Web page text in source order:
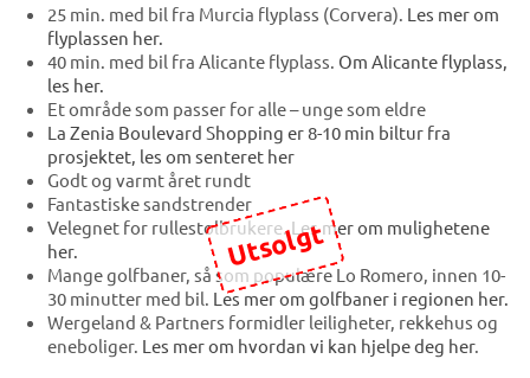
Utsolgt
25 min. med bil fra Murcia flyplass (Corvera). Les mer om
flyplassen her.
40 min. med bil fra Alicante flyplass. Om Alicante flyplass,
les her.
Et område som passer for alle – unge som eldre
La Zenia Boulevard Shopping er 8-10 min biltur fra
prosjektet, les om senteret her
Godt og varmt året rundt
Fantastiske sandstrender
Velegnet for rullestolbrukere.Les mer om mulighetene
her.
Mange golfbaner, så som populære Lo Romero, innen 10-
30 minutter med bil. Les mer om golfbaner i regionen her.
Wergeland & Partners formidler leiligheter, rekkehus og
eneboliger. Les mer om hvordan vi kan hjelpe deg her.